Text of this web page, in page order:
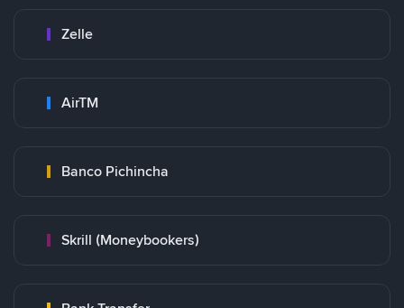
Zelle
AirTM
Banco Pichincha
Skrill (Moneybookers)